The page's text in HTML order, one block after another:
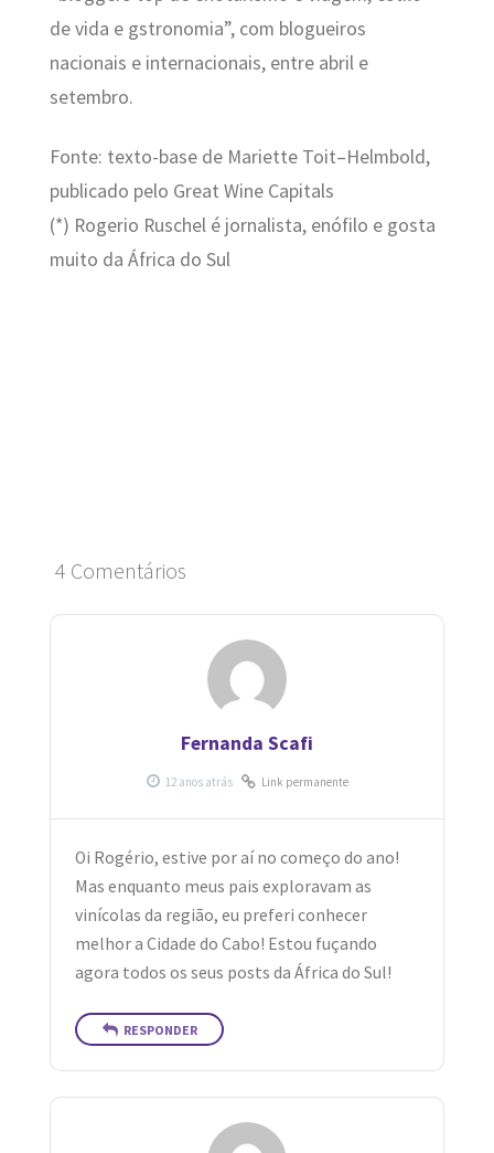
de vida e gstronomia”, com blogueiros
nacionais e internacionais, entre abril e
setembro.
Fonte: texto-base de Mariette Toit–Helmbold,
publicado pelo Great Wine Capitals
(*) Rogerio Ruschel é jornalista, enófilo e gosta
muito da África do Sul
4 Comentários
Fernanda Scafi
Link permanente
Oi Rogério, estive por aí no começo do ano!
Mas enquanto meus pais exploravam as
vinícolas da região, eu preferi conhecer
melhor a Cidade do Cabo! Estou fuçando
agora todos os seus posts da África do Sul!
RESPONDER